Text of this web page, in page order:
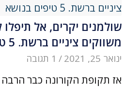
שולמנים יקרים, אל
משווקים ציניים ברשת. 5 טיפים בנושא
ינואר 25, 2021 / 1 תגובה
אז תקופת הקורונה כבר הרבה